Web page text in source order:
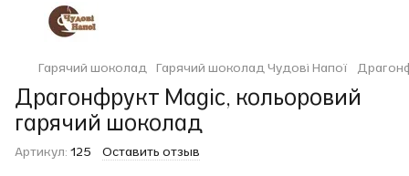
Гарячий шоколад Гарячий шоколад Чудові Напої
Драгонфрукт Magic, кольоровий
гарячий шоколад
Артикул: 125 Оставить отзыв